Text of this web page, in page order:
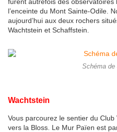
l’enceinte du Mont Sainte-Odile.
aujourd’hui aux deux rochers
Wachtstein et Schaffstein.
Schéma de
Wachtstein
Vous parcourez le sentier du
vers la Bloss. Le Mur Païen est